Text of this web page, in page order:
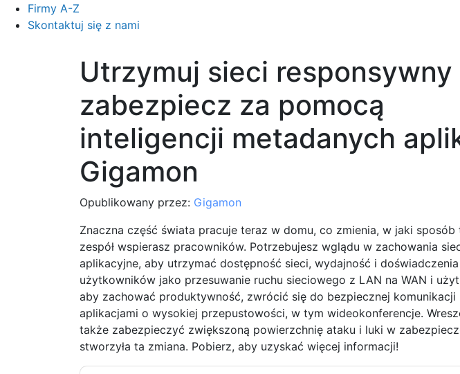
Firmy A-Z
Skontaktuj się z nami
Utrzymuj sieci responsywny
zabezpiecz za pomocą
inteligencji metadanych
Gigamon
Opublikowany przez: Gigamon
Znaczna część świata pracuje teraz w domu, co zmienia, w jaki sposób
zespół wspierasz pracowników. Potrzebujesz wglądu w zachowania
aplikacyjne, aby utrzymać dostępność sieci, wydajność i doświadczenia
użytkowników jako przesuwanie ruchu sieciowego z LAN na WAN i
aby zachować produktywność, zwrócić się do bezpiecznej komunikacji
aplikacjami o wysokiej przepustowości, w tym wideokonferencje.
także zabezpieczyć zwiększoną powierzchnię ataku i luki w
stworzyła ta zmiana. Pobierz, aby uzyskać więcej informacji!